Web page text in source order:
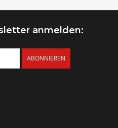
anmelden:
ABONNIEREN